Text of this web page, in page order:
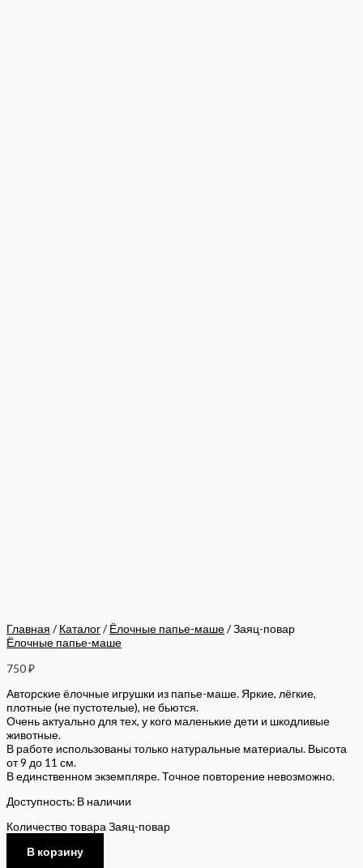
Главная / Каталог/ Ёлочные папье-маше/ Заяц-повар
Ёлочные папье-маше
750₽
Авторские ёлочные игрушки из папье-маше. Яркие, лёгкие,
плотные (не пустотелые), не бьются.
Очень актуально для тех, у кого маленькие дети и шкодливые
животные.
В работе использованы только натуральные материалы. Высота
от 9 до 11 см.
В единственном экземпляре. Точное повторение невозможно.
Доступность: В наличии
Количество товара Заяц-повар
В корзину